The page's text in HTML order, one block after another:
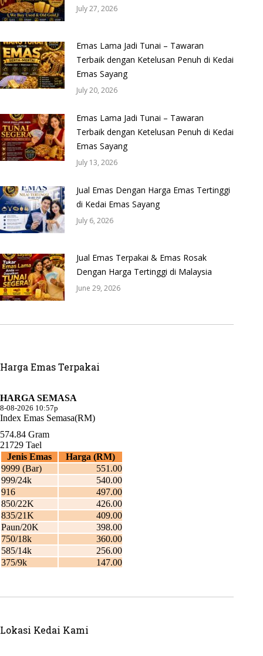
July 27, 2026
Emas Lama Jadi Tunai – Tawaran
Terbaik dengan Ketelusan Penuh di Kedai
Emas Sayang
July 20, 2026
Emas Lama Jadi Tunai – Tawaran
Terbaik dengan Ketelusan Penuh di Kedai
Emas Sayang
July 13, 2026
Jual Emas Dengan Harga Emas Tertinggi
di Kedai Emas Sayang
July 6, 2026
Jual Emas Terpakai & Emas Rosak
Dengan Harga Tertinggi di Malaysia
June 29, 2026
Harga Emas Terpakai
Lokasi Kedai Kami